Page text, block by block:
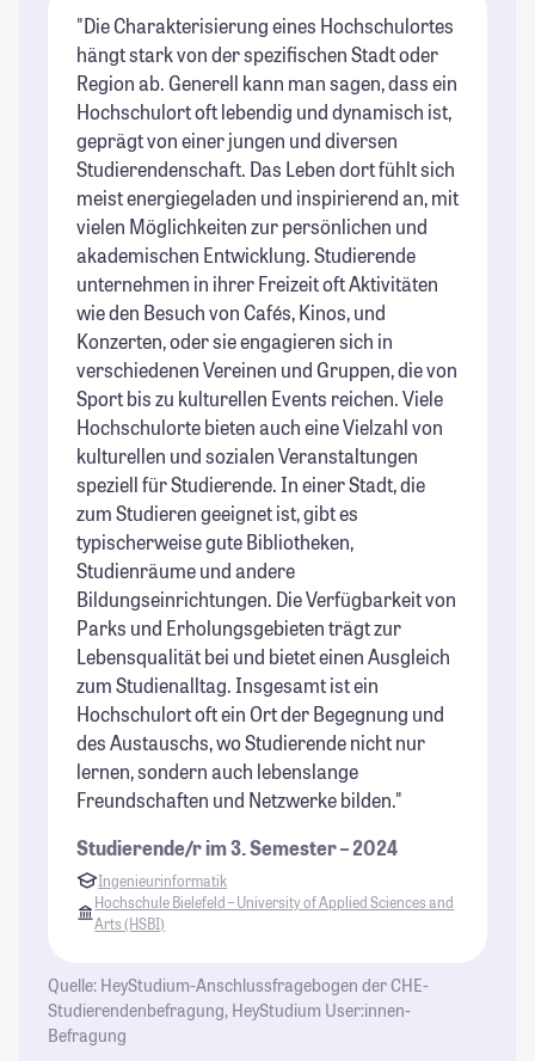
"Die Charakterisierung eines Hochschulortes
hängt stark von der spezifischen Stadt oder
Region ab. Generell kann man sagen, dass ein
Hochschulort oft lebendig und dynamisch ist,
geprägt von einer jungen und diversen
Studierendenschaft. Das Leben dort fühlt sich
meist energiegeladen und inspirierend an, mit
vielen Möglichkeiten zur persönlichen und
akademischen Entwicklung. Studierende
unternehmen in ihrer Freizeit oft Aktivitäten
wie den Besuch von Cafés, Kinos, und
Konzerten, oder sie engagieren sich in
verschiedenen Vereinen und Gruppen, die von
Sport bis zu kulturellen Events reichen. Viele
Hochschulorte bieten auch eine Vielzahl von
kulturellen und sozialen Veranstaltungen
speziell für Studierende. In einer Stadt, die
zum Studieren geeignet ist, gibt es
typischerweise gute Bibliotheken,
Studienräume und andere
Bildungseinrichtungen. Die Verfügbarkeit von
Parks und Erholungsgebieten trägt zur
Lebensqualität bei und bietet einen Ausgleich
zum Studienalltag. Insgesamt ist ein
Hochschulort oft ein Ort der Begegnung und
des Austauschs, wo Studierende nicht nur
lernen, sondern auch lebenslange
Freundschaften und Netzwerke bilden."
Studierende/r im 3. Semester – 2024
Ingenieurinformatik
Hochschule Bielefeld – University of Applied Sciences and
Arts (HSBI)
Quelle: HeyStudium-Anschlussfragebogen der CHE-
Studierendenbefragung, HeyStudium User:innen-
Befragung